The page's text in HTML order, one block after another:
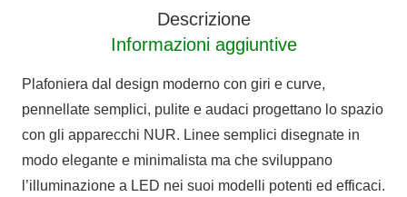
Descrizione
Informazioni aggiuntive
Plafoniera dal design moderno con giri e curve,
pennellate semplici, pulite e audaci progettano lo spazio
con gli apparecchi NUR. Linee semplici disegnate in
modo elegante e minimalista ma che sviluppano
l’illuminazione a LED nei suoi modelli potenti ed efficaci.